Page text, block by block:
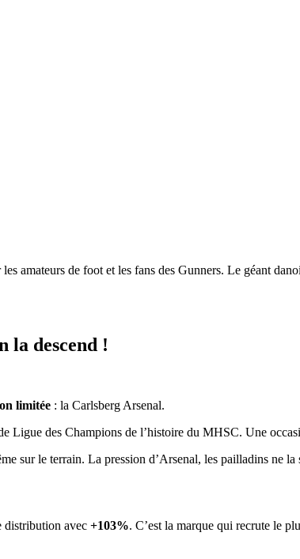
amateurs de foot et les fans des Gunners. Le géant
la descend !
limitée : la Carlsberg Arsenal.
Ligue des Champions de l’histoire du MHSC. Une
sur le terrain. La pression d’Arsenal, les pailladins ne la
distribution avec +103%. C’est la marque qui recrute le